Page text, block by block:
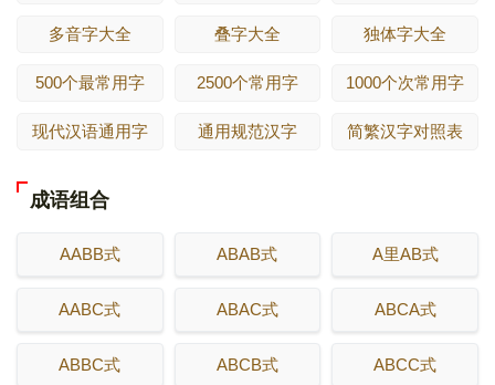
多音字大全 叠字大全 独体字大全
500个最常用字 2500个常用字 1000个次常用字
现代汉语通用字 通用规范汉字 简繁汉字对照表
成语组合
AABB式 ABAB式 A里AB式
AABC式 ABAC式 ABCA式
ABBC式 ABCB式 ABCC式